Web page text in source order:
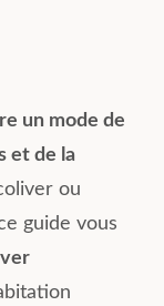
un mode de
et de la
ou
guide vous